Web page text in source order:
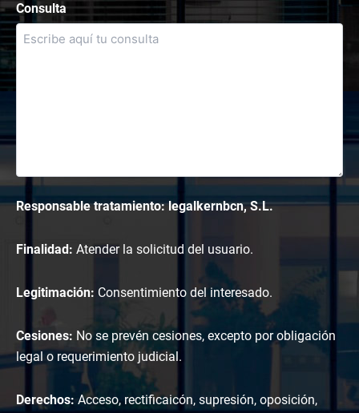
Consulta
Responsable tratamiento: legalkernbcn, S.L.
Finalidad: Atender la solicitud del usuario.
Legitimación: Consentimiento del interesado.
Cesiones: No se prevén cesiones, excepto por obligación
legal o requerimiento judicial.
Derechos: Acceso, rectificaicón, supresión, oposición,